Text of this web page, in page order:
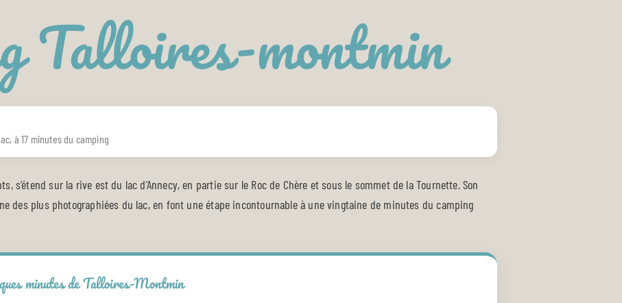
Talloires-montmin
à 17 minutes du camping
s’étend sur la rive est du lac d’Annecy, en partie sur le Roc de Chère et sous le sommet de la Tournette. Son
des plus photographiées du lac, en font une étape incontournable à une vingtaine de minutes du camping
minutes de Talloires-Montmin